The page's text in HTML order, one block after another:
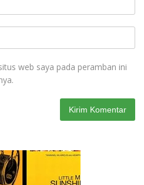
web saya pada peramban ini